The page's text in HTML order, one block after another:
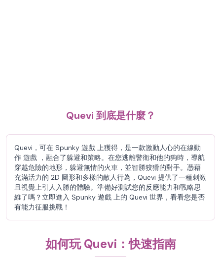
Quevi 到底是什麼？
Quevi，可在 Spunky 遊戲 上獲得，是一款激動人心的在線動
作 遊戲 ，融合了躲避和策略。在您逃離警衛和他的狗時，導航
穿越危險的地形，躲避無情的火車，並智勝狡猾的對手。憑藉
充滿活力的 2D 圖形和多樣的敵人行為，Quevi 提供了一種刺激
且視覺上引人入勝的體驗。準備好測試您的反應能力和戰略思
維了嗎？立即進入 Spunky 遊戲 上的 Quevi 世界，看看您是否
有能力征服挑戰！
如何玩 Quevi：快速指南